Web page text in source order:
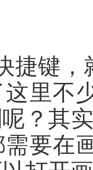
捷键
里不
？其
要在